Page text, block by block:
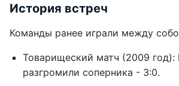
История встреч
Команды ранее играли между
Товарищеский матч (2009
разгромили соперника - 3:0.